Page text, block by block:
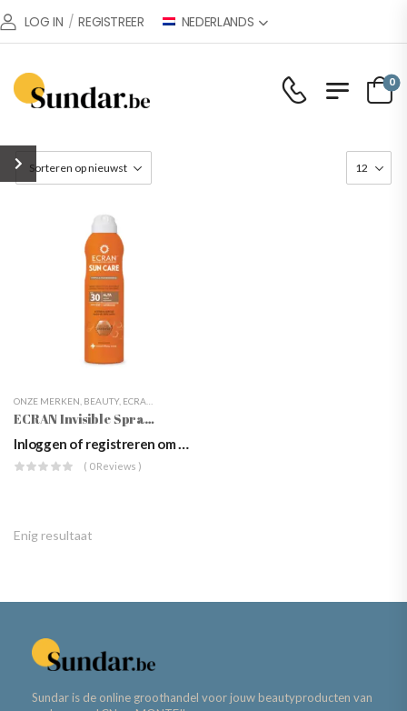
LOG IN / REGISTREER NEDERLANDS
0
ONZE MERKEN BEAUTY, ECRAN
ECRAN Invisible Spray Carrot SPF30 250ml
Inloggen of registreren om prijzen te zien
( 0 Reviews )
Enig resultaat
Sundar is de online groothandel voor jouw beautyproducten van